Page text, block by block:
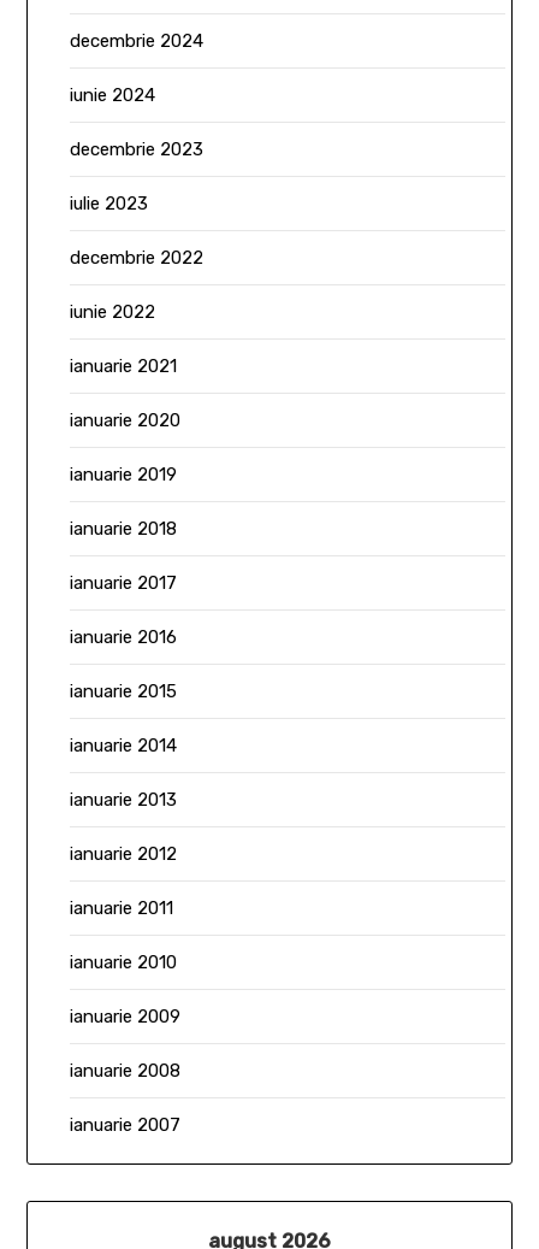
decembrie 2024
iunie 2024
decembrie 2023
iulie 2023
decembrie 2022
iunie 2022
ianuarie 2021
ianuarie 2020
ianuarie 2019
ianuarie 2018
ianuarie 2017
ianuarie 2016
ianuarie 2015
ianuarie 2014
ianuarie 2013
ianuarie 2012
ianuarie 2011
ianuarie 2010
ianuarie 2009
ianuarie 2008
ianuarie 2007
august 2026